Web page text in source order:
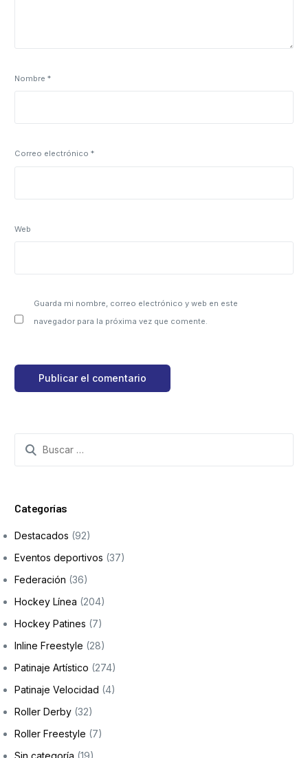
Nombre*
Correo electrónico*
Web
Guarda mi nombre, correo electrónico y web en este
navegador para la próxima vez que comente.
Categorías
Destacados (92)
Eventos deportivos (37)
Federación (36)
Hockey Línea (204)
Hockey Patines (7)
Inline Freestyle (28)
Patinaje Artístico (274)
Patinaje Velocidad (4)
Roller Derby (32)
Roller Freestyle (7)
Sin categoría (19)